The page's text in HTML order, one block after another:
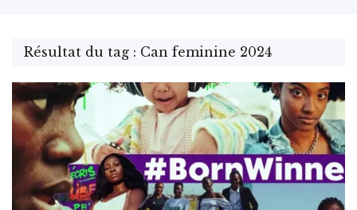
Résultat du tag : Can feminine 2024